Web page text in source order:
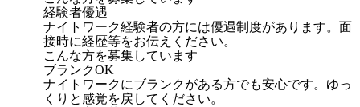
経験者優遇
ナイトワーク経験者の方には優遇制度があります。面
接時に経歴等をお伝えください。
こんな方を募集しています
ブランクOK
ナイトワークにブランクがある方でも安心です。ゆっ
くりと感覚を戻してください。